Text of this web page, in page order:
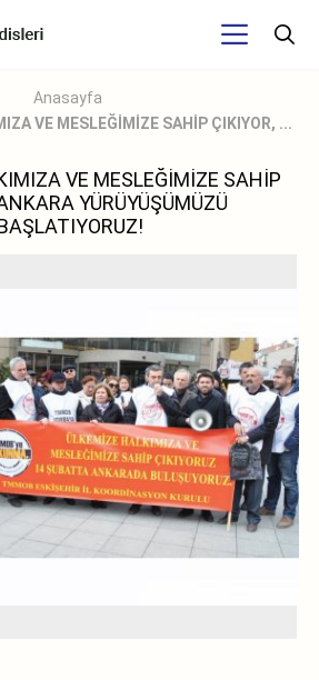
Anasayfa
VE MESLEĞİMİZE SAHİP ÇIKIYOR, ...
VE MESLEĞİMİZE SAHİP
YÜRÜYÜŞÜMÜZÜ